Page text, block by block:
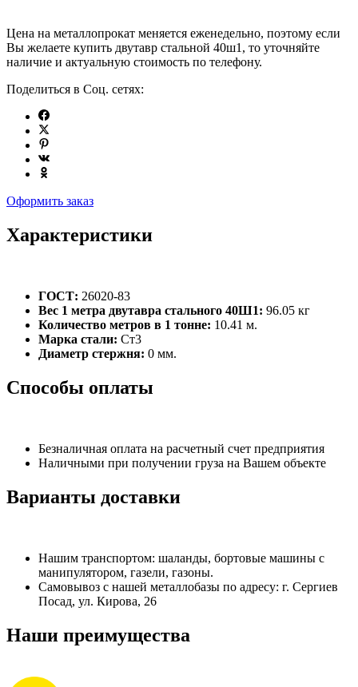
Цена на металлопрокат меняется еженедельно, поэтому если
Вы желаете купить двутавр стальной 40ш1, то уточняйте
наличие и актуальную стоимость по телефону.
Поделиться в Соц. сетях:
Оформить заказ
Характеристики
ГОСТ: 26020-83
Вес 1 метра двутавра стального 40Ш1: 96.05 кг
Количество метров в 1 тонне: 10.41 м.
Марка стали: Ст3
Диаметр стержня: 0 мм.
Способы оплаты
Безналичная оплата на расчетный счет предприятия
Наличными при получении груза на Вашем объекте
Варианты доставки
Нашим транспортом: шаланды, бортовые машины с
манипулятором, газели, газоны.
Самовывоз с нашей металлобазы по адресу: г. Сергиев
Посад, ул. Кирова, 26
Наши преимущества